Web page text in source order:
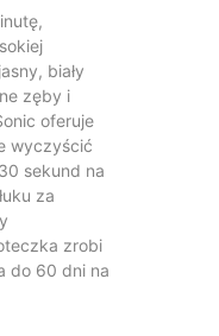
biały
zęby i
oferuje
wyczyścić
sekund na
za
zrobi
do 60 dni na